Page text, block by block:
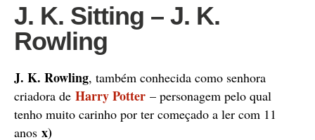
J. K. Sitting – J. K.
Rowling
J. K. Rowling, também conhecida como senhora
criadora de Harry Potter – personagem pelo qual
tenho muito carinho por ter começado a ler com 11
anos x)